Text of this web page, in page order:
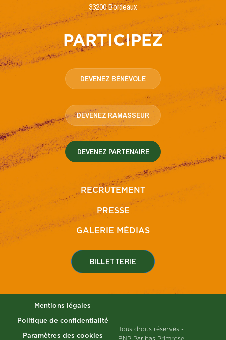
33200 Bordeaux
PARTICIPEZ
DEVENEZ BÉNÉVOLE
DEVENEZ RAMASSEUR
DEVENEZ PARTENAIRE
RECRUTEMENT
PRESSE
GALERIE MÉDIAS
BILLETTERIE
Mentions légales
Politique de confidentialité
Paramètres des cookies
Tous droits réservés -